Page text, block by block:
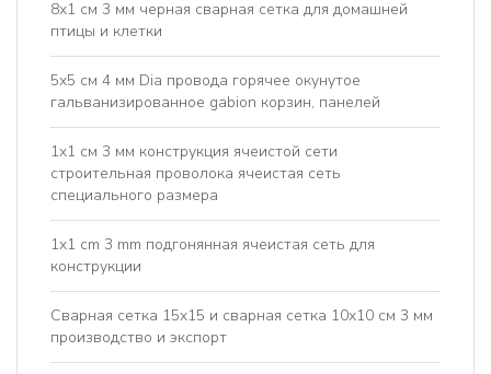
8x1 см 3 мм черная сварная сетка для домашней
птицы и клетки
5х5 см 4 мм Dia провода горячее окунутое
гальванизированное gabion корзин, панелей
1x1 см 3 мм конструкция ячеистой сети
строительная проволока ячеистая сеть
специального размера
1x1 cm 3 mm подгонянная ячеистая сеть для
конструкции
Сварная сетка 15x15 и сварная сетка 10x10 см 3 мм
производство и экспорт